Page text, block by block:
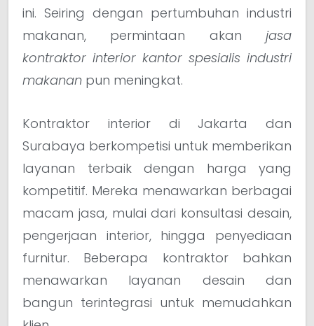
ini. Seiring dengan pertumbuhan industri
makanan, permintaan akan jasa
kontraktor interior kantor spesialis industri
makanan pun meningkat.
Kontraktor interior di Jakarta dan
Surabaya berkompetisi untuk memberikan
layanan terbaik dengan harga yang
kompetitif. Mereka menawarkan berbagai
macam jasa, mulai dari konsultasi desain,
pengerjaan interior, hingga penyediaan
furnitur. Beberapa kontraktor bahkan
menawarkan layanan desain dan
bangun terintegrasi untuk memudahkan